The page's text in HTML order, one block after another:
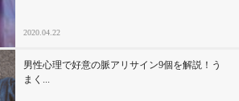
2020.04.22
男性心理で好意の脈アリサイン9個を解説！う
まく...